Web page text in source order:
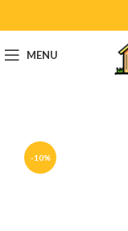
MENU
-10%